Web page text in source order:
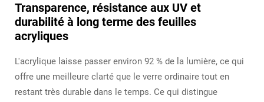
Transparence, résistance aux UV et
durabilité à long terme des feuilles
acryliques
L'acrylique laisse passer environ 92 % de la lumière, ce qui
offre une meilleure clarté que le verre ordinaire tout en
restant très durable dans le temps. Ce qui distingue